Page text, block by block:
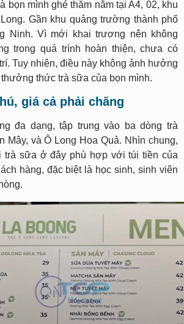
bọn mình ghé thăm nằm tại A4, 02, khu
Gần khu quảng trường thành phố
Ninh. Vì mới khai trương nên không
trong quá trình hoàn thiện, chưa có
Tuy nhiên, điều này không ảnh hưởng
thức trà sữa của bọn mình.
giá cả phải chăng
đa dạng, tập trung vào ba dòng trà
Mây, và Ô Long Hoa Quả. Nhìn chung,
trà sữa ở đây phù hợp với túi tiền của
hàng, đặc biệt là học sinh, sinh viên